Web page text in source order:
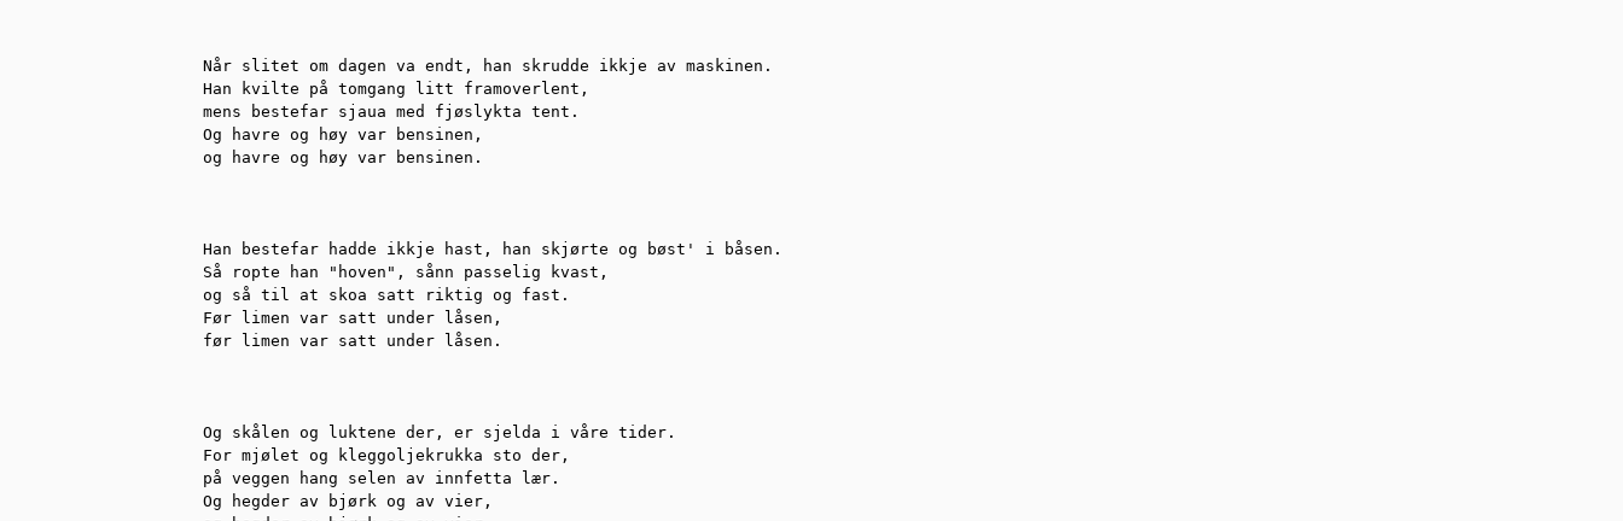
Når slitet om dagen va endt, han skrudde ikkje av maskinen.
Han kvilte på tomgang litt framoverlent,
mens bestefar sjaua med fjøslykta tent.
Og havre og høy var bensinen,
og havre og høy var bensinen.
Han bestefar hadde ikkje hast, han skjørte og bøst' i båsen.
Så ropte han "hoven", sånn passelig kvast,
og så til at skoa satt riktig og fast.
Før limen var satt under låsen,
før limen var satt under låsen.
Og skålen og luktene der, er sjelda i våre tider.
For mjølet og kleggoljekrukka sto der,
på veggen hang selen av innfetta lær.
Og hegder av bjørk og av vier,